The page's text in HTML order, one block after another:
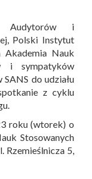
Audytorów i
Polski Instytut
Akademia Nauk
i sympatyków
do udziału
z cyklu
roku (wtorek) o
Stosowanych
Rzemieślnicza 5,